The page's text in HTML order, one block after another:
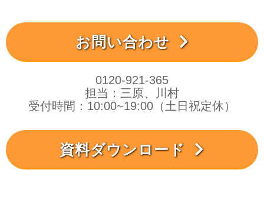
お問い合わせ
0120-921-365
担当：三原、川村
受付時間：10:00~19:00（土日祝定休）
資料ダウンロード